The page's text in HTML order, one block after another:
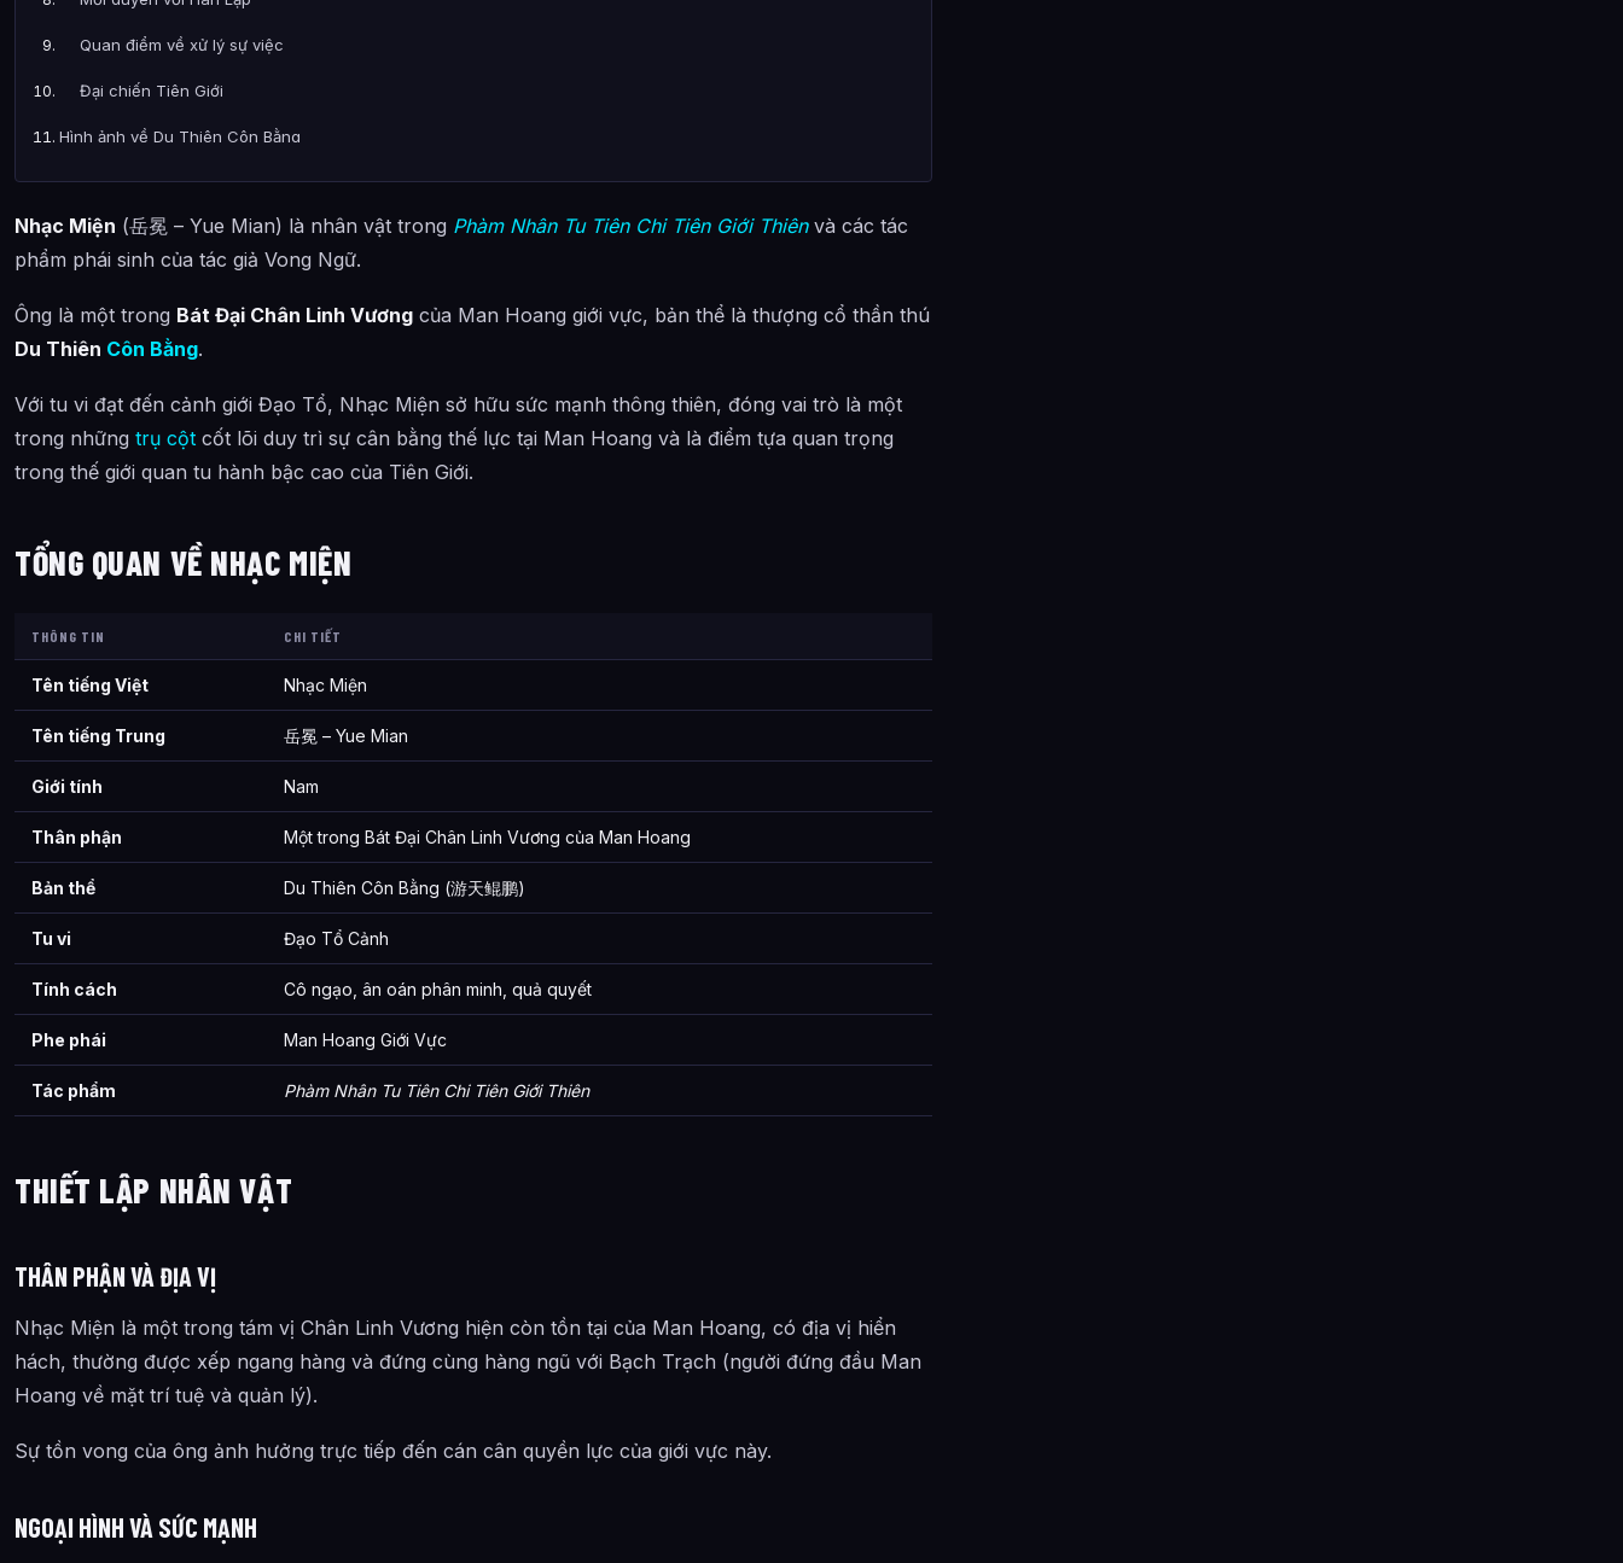
Quan điểm về xử lý sự việc
Đại chiến Tiên Giới
Hình ảnh về Du Thiên Côn Bằng
Bài Viết Liên Quan
Câu Hỏi Thường Gặp
Nhạc Miện (Du Thiên Côn Bằng) là ai?
Cảnh giới tu luyện của Nhạc Miện (Du Thiên Côn Bằng) như thế nào?
Nhạc Miện (Du Thiên Côn Bằng) xuất hiện trong tác phẩm nào?
Thông tin về Nhạc Miện (Du Thiên Côn Bằng) được tổng hợp từ đâu?
Nhạc Miện (岳冕 – Yue Mian) là nhân vật trong Phàm Nhân Tu Tiên Chi Tiên Giới Thiênvà các tác
phẩm phái sinh của tác giả Vong Ngữ.
Ông là một trong Bát Đại Chân Linh Vương của Man Hoang giới vực, bản thể là thượng cổ thần thú
Du Thiên Côn Bằng.
Với tu vi đạt đến cảnh giới Đạo Tổ, Nhạc Miện sở hữu sức mạnh thông thiên, đóng vai trò là một
trong những trụ cột cốt lõi duy trì sự cân bằng thế lực tại Man Hoang và là điểm tựa quan trọng
trong thế giới quan tu hành bậc cao của Tiên Giới.
TỔNG QUAN VỀ NHẠC MIỆN
THÔNG TIN CHI TIẾT
Tên tiếng Việt Nhạc Miện
Tên tiếng Trung 岳冕 – Yue Mian
Giới tính Nam
Thân phận Một trong Bát Đại Chân Linh Vương của Man Hoang
Bản thể Du Thiên Côn Bằng (游天鲲鹏)
Tu vi Đạo Tổ Cảnh
Tính cách Cô ngạo, ân oán phân minh, quả quyết
Phe phái Man Hoang Giới Vực
Tác phẩm Phàm Nhân Tu Tiên Chi Tiên Giới Thiên
THIẾT LẬP NHÂN VẬT
THÂN PHẬN VÀ ĐỊA VỊ
Nhạc Miện là một trong tám vị Chân Linh Vương hiện còn tồn tại của Man Hoang, có địa vị hiển
hách, thường được xếp ngang hàng và đứng cùng hàng ngũ với Bạch Trạch (người đứng đầu Man
Hoang về mặt trí tuệ và quản lý).
Sự tồn vong của ông ảnh hưởng trực tiếp đến cán cân quyền lực của giới vực này.
NGOẠI HÌNH VÀ SỨC MẠNH